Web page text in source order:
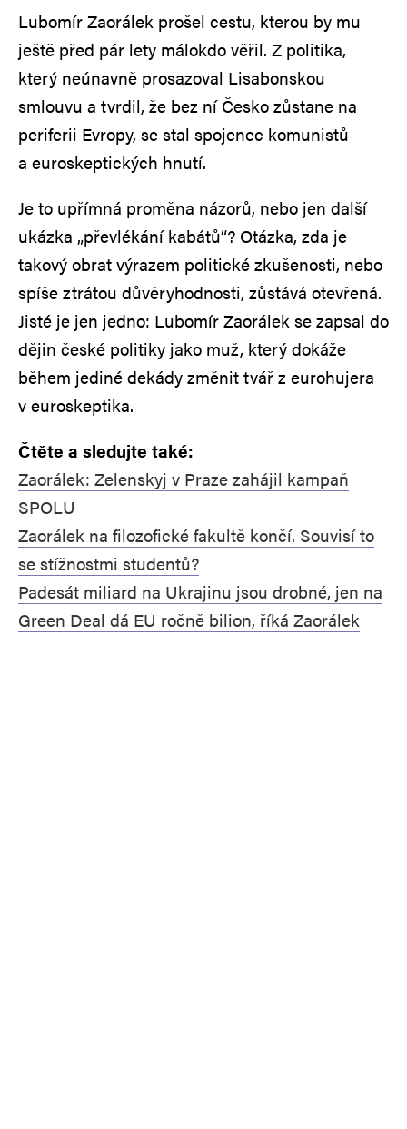
Lubomír Zaorálek prošel cestu, kterou by mu
ještě před pár lety málokdo věřil. Z politika,
který neúnavně prosazoval Lisabonskou
smlouvu a tvrdil, že bez ní Česko zůstane na
periferii Evropy, se stal spojenec komunistů
a euroskeptických hnutí.
Je to upřímná proměna názorů, nebo jen další
ukázka „převlékání kabátů“? Otázka, zda je
takový obrat výrazem politické zkušenosti, nebo
spíše ztrátou důvěryhodnosti, zůstává otevřená.
Jisté je jen jedno: Lubomír Zaorálek se zapsal do
dějin české politiky jako muž, který dokáže
během jediné dekády změnit tvář z eurohujera
v euroskeptika.
Čtěte a sledujte také:
Zaorálek: Zelenskyj v Praze zahájil kampaň
SPOLU
Zaorálek na filozofické fakultě končí. Souvisí to
se stížnostmi studentů?
Padesát miliard na Ukrajinu jsou drobné, jen na
Green Deal dá EU ročně bilion, říká Zaorálek